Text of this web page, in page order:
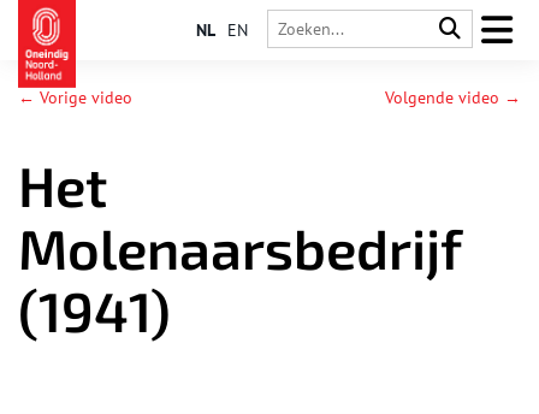
NL EN
← Vorige video Volgende video →
Het
Molenaarsbedrijf
(1941)